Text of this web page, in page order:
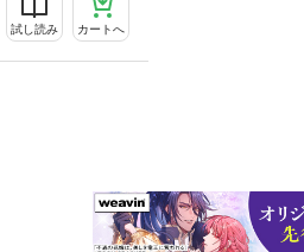
試し読み カートへ